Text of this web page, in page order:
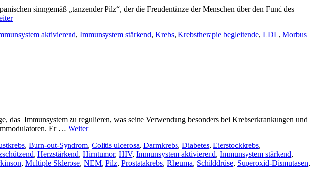
sinngemäß ,,tanzender Pilz“, der die Freudentänze der Menschen über den Fund des
aktivierend, Immunsystem stärkend, Krebs, Krebstherapie begleitende, LDL, Morbus
Immunsystem zu regulieren, was seine Verwendung besonders bei Krebserkrankungen und
Er … Weiter
, Burn-out-Syndrom, Colitis ulcerosa, Darmkrebs, Diabetes, Eierstockkrebs,
, Herzstärkend, Hirntumor, HIV, Immunsystem aktivierend, Immunsystem stärkend,
, Multiple Sklerose, NEM, Pilz, Prostatakrebs, Rheuma, Schilddrüse, Superoxid-Dismutasen,